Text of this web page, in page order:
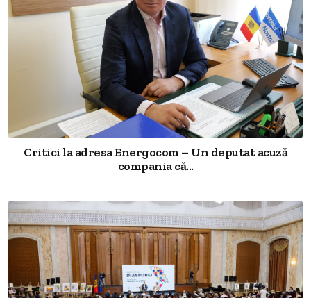
Critici la adresa Energocom – Un deputat acuză
compania că...